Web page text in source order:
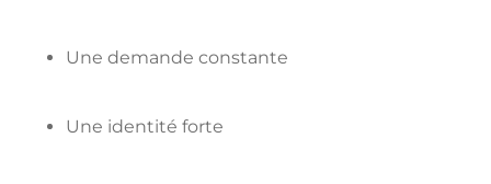
Une demande constante
Une identité forte